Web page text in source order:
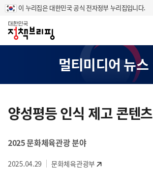
이 누리집은 대한민국 공식 전자정부 누리집입니다.
홈
멀티미디어 뉴스
텐
츠
역
양성평등 인식 제고 콘텐
2025 문화체육관광 분야
2025.04.29 문화체육관광부